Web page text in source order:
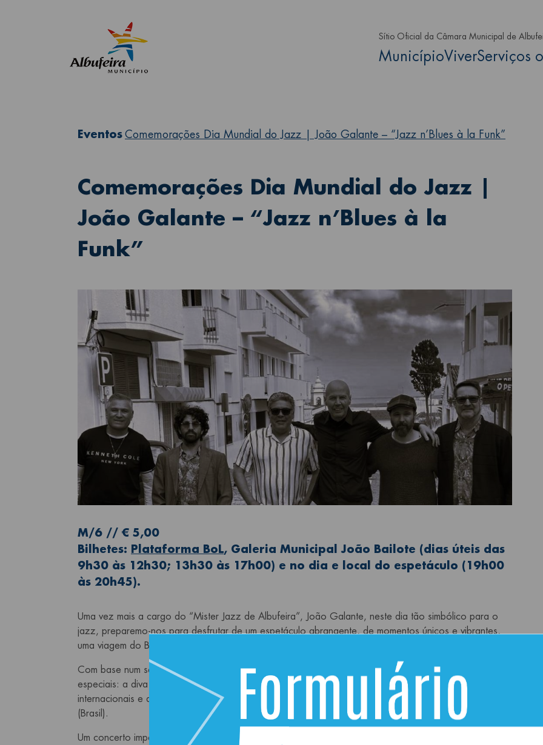
Sítio Oficial da Câmara Municipal de
Main navigation
MunicípioViverServiços
EventosComemorações Dia Mundial do Jazz | João Galante – “Jazz n’Blues à la Funk”
Comemorações Dia Mundial do Jazz |
João Galante – “Jazz n’Blues à la
Funk”
M/6 // € 5,00
Bilhetes: Plataforma BoL, Galeria Municipal João Bailote (dias úteis das
9h30 às 12h30; 13h30 às 17h00) e no dia e local do espetáculo (19h00
às 20h45).
Uma vez mais a cargo do “Mister Jazz de Albufeira”, João Galante, neste dia tão simbólico para o
jazz, preparemo-nos para desfrutar de um espetáculo abrangente, de momentos únicos e vibrantes,
uma viagem do Blues até aos ritmos quentes e dançáveis do Funk, passando pelos clássicos do Jazz.
Com base num sexteto de grandes músicos residentes no Algarve, conta com duas convidadas
especiais: a diva canadiana Tammy Weis, cantora “habitué” de grandes festivais e palcos
internacionais e a notável Mary Alves, experiente performer da “movida” musical de São Paulo
(Brasil).
Um concerto imperdível para mais uma noite memorável de Jazz.